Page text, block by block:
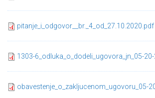
pitanje_i_odgovor__br._4_od_27.10.2020.pdf
1303-6_odluka_o_dodeli_ugovora_jn_05-
obavestenje_o_zakljucenom_ugovoru_05-